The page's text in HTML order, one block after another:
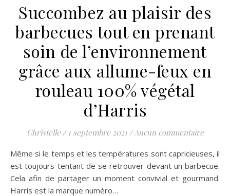
Succombez au plaisir des
barbecues tout en prenant
soin de l’environnement
grâce aux allume-feux en
rouleau 100% végétal
d’Harris
Christelle / 1 septembre 2021 /Aucun commentaire
Même si le temps et les températures sont capricieuses, il
est toujours tentant de se retrouver devant un barbecue.
Cela afin de partager un moment convivial et gourmand.
Harris est la marque numéro…